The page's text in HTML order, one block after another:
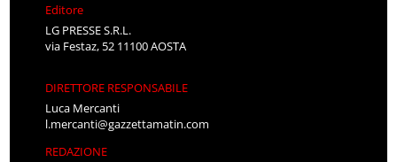
Editore
LG PRESSE S.R.L.
via Festaz, 52 11100 AOSTA
DIRETTORE RESPONSABILE
Luca Mercanti
l.mercanti@gazzettamatin.com
REDAZIONE